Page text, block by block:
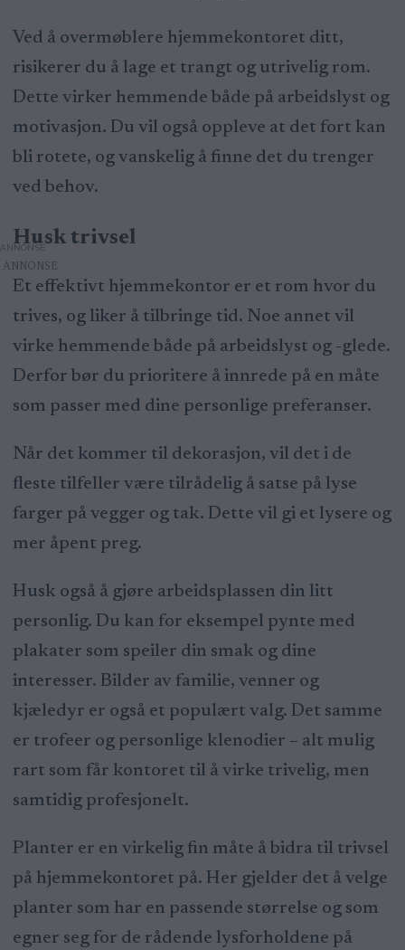
Ved å overmøblere hjemmekontoret ditt,
risikerer du å lage et trangt og utrivelig rom.
Dette virker hemmende både på arbeidslyst og
motivasjon. Du vil også oppleve at det fort kan
bli rotete, og vanskelig å finne det du trenger
ved behov.
Husk trivsel
ANNONSE
Et effektivt hjemmekontor er et rom hvor du
trives, og liker å tilbringe tid. Noe annet vil
virke hemmende både på arbeidslyst og -glede.
Derfor bør du prioritere å innrede på en måte
som passer med dine personlige preferanser.
Når det kommer til dekorasjon, vil det i de
fleste tilfeller være tilrådelig å satse på lyse
farger på vegger og tak. Dette vil gi et lysere og
mer åpent preg.
Husk også å gjøre arbeidsplassen din litt
personlig. Du kan for eksempel pynte med
plakater som speiler din smak og dine
interesser. Bilder av familie, venner og
kjæledyr er også et populært valg. Det samme
er trofeer og personlige klenodier – alt mulig
rart som får kontoret til å virke trivelig, men
samtidig profesjonelt.
Planter er en virkelig fin måte å bidra til trivsel
på hjemmekontoret på. Her gjelder det å velge
planter som har en passende størrelse og som
egner seg for de rådende lysforholdene på